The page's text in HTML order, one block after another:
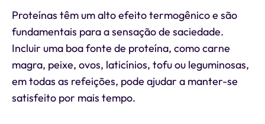
Proteínas têm um alto efeito termogênico e são
fundamentais para a sensação de saciedade.
Incluir uma boa fonte de proteína, como carne
magra, peixe, ovos, laticínios, tofu ou leguminosas,
em todas as refeições, pode ajudar a manter-se
satisfeito por mais tempo.